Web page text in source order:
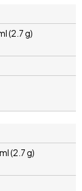
(2.7 g)
(2.7 g)